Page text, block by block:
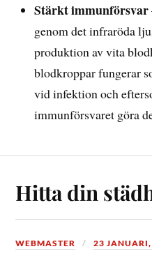
Stärkt immunförsvar
genom det infraröda
produktion av vita
blodkroppar fungerar
vid infektion och
immunförsvaret göra
Hitta din
WEBMASTER 23